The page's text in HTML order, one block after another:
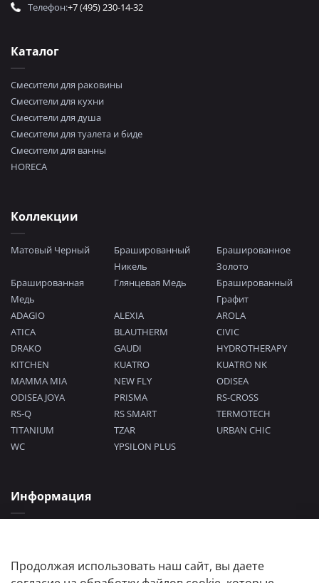
Каталог
Смесители для раковины
Смесители для кухни
Смесители для душа
Смесители для туалета и биде
Смесители для ванны
HORECA
Коллекции
Матовый Черный
Брашированный
Никель
Брашированное
Золото
Брашированная
Медь
Глянцевая Медь
Брашированный
Графит
ADAGIO
ALEXIA
AROLA
ATICA
BLAUTHERM
CIVIC
DRAKO
GAUDI
HYDROTHERAPY
KITCHEN
KUATRO
KUATRO NK
MAMMA MIA
NEW FLY
ODISEA
ODISEA JOYA
PRISMA
RS-CROSS
RS-Q
RS SMART
TERMOTECH
TITANIUM
TZAR
URBAN CHIC
WC
YPSILON PLUS
Информация
Пользовательское соглашение
Телефон:+7 (495) 230-14-32
Продолжая использовать наш сайт, вы даете